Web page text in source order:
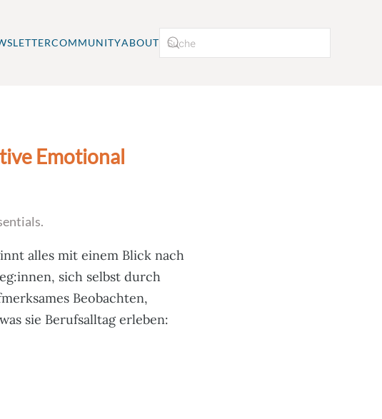
COMMUNITYABOUT
Emotional
.
alles mit einem Blick nach
sich selbst durch
Beobachten,
sie Berufsalltag erleben: